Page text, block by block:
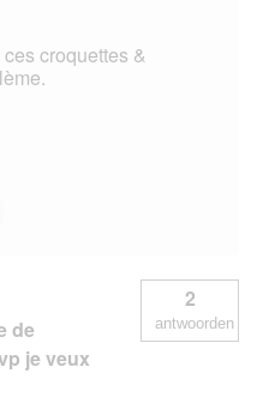
croquettes &
de
je veux
2
antwoorden